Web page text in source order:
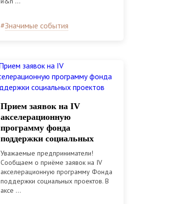
#Значимые события
Прием заявок на IV
акселерационную
программу фонда
поддержки социальных
проектов
Уважаемые предприниматели!
Сообщаем о приёме заявок на IV
акселерационную программу Фонда
поддержки социальных проектов. В
аксе ...